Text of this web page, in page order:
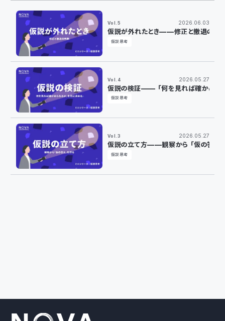
Vol.5 2026.06.03
仮説が外れたとき——修正と撤退の判
仮説思考
Vol.4 2026.05.27
仮説の検証——「何を見れば確かめら
仮説思考
Vol.3 2026.05.27
仮説の立て方——観察から「仮の答え
仮説思考